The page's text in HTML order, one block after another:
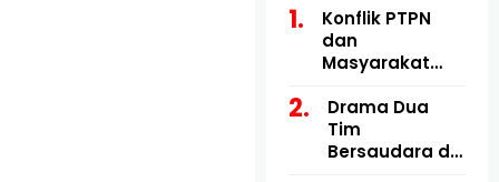
Konflik PTPN
dan
Masyarakat
Berkepanjanga
n, Bupati Aceh
Utara Berhasil
Drama Dua
Tim
Bersaudara di